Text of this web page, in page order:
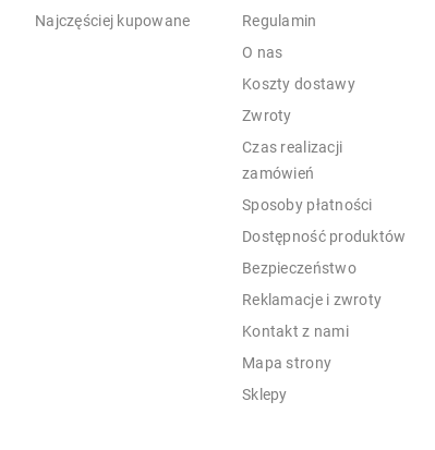
Najczęściej kupowane
Regulamin
O nas
Koszty dostawy
Zwroty
Czas realizacji
zamówień
Sposoby płatności
Dostępność produktów
Bezpieczeństwo
Reklamacje i zwroty
Kontakt z nami
Mapa strony
Sklepy